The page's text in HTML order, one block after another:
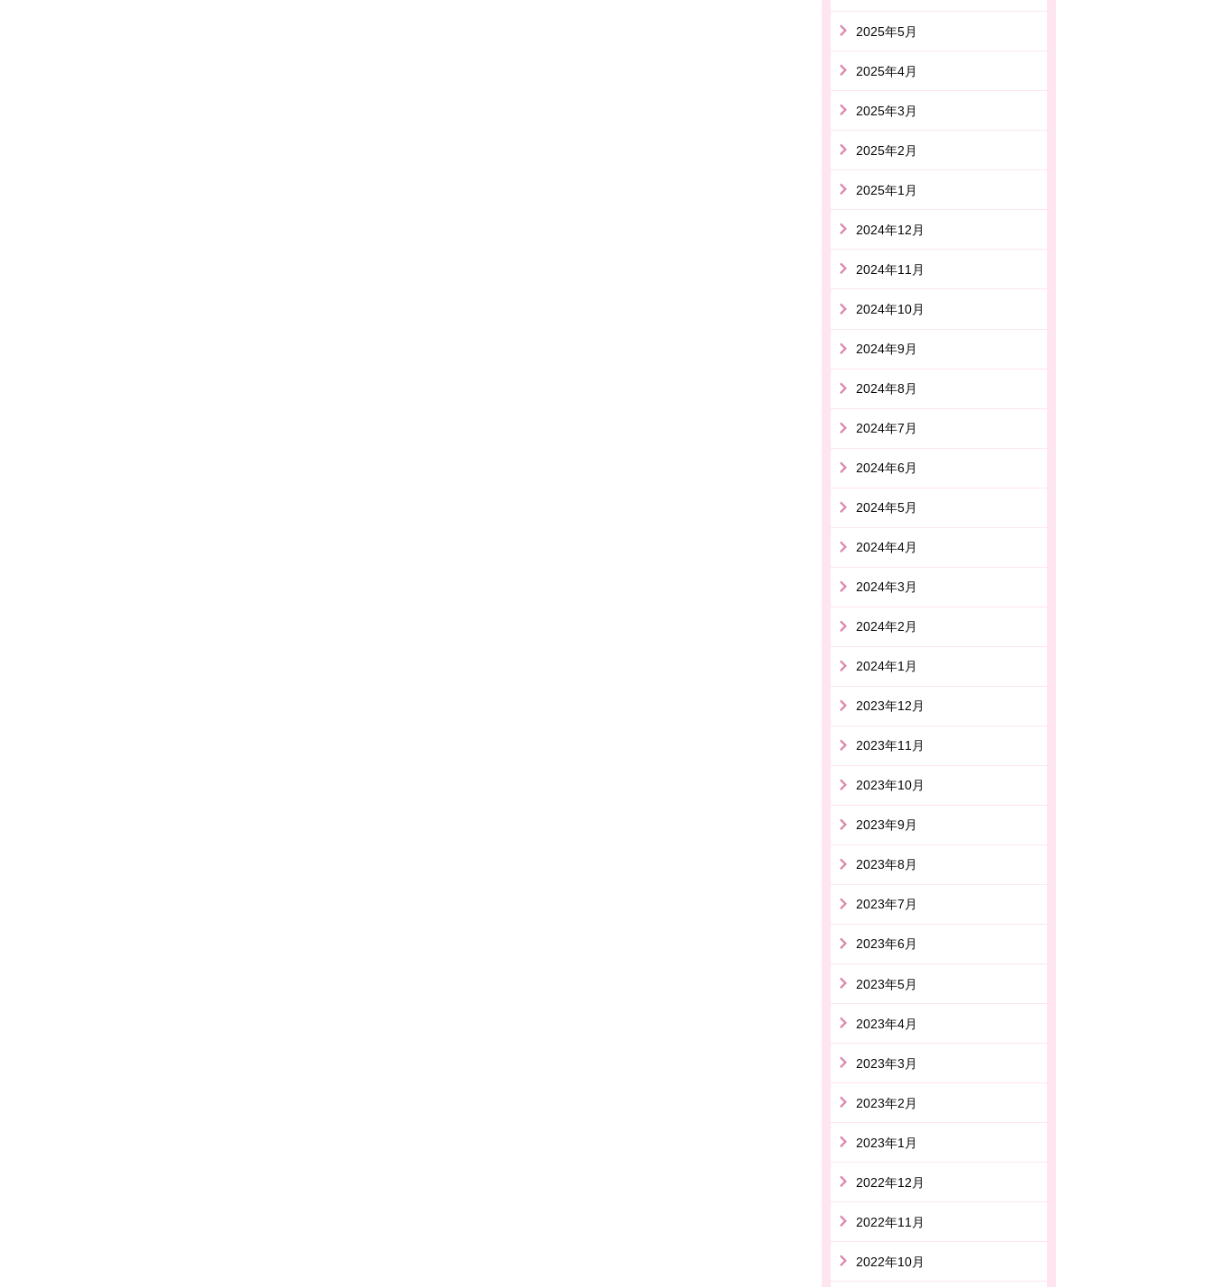
2025年5月
2025年4月
2025年3月
2025年2月
2025年1月
2024年12月
2024年11月
2024年10月
2024年9月
2024年8月
2024年7月
2024年6月
2024年5月
2024年4月
2024年3月
2024年2月
2024年1月
2023年12月
2023年11月
2023年10月
2023年9月
2023年8月
2023年7月
2023年6月
2023年5月
2023年4月
2023年3月
2023年2月
2023年1月
2022年12月
2022年11月
2022年10月